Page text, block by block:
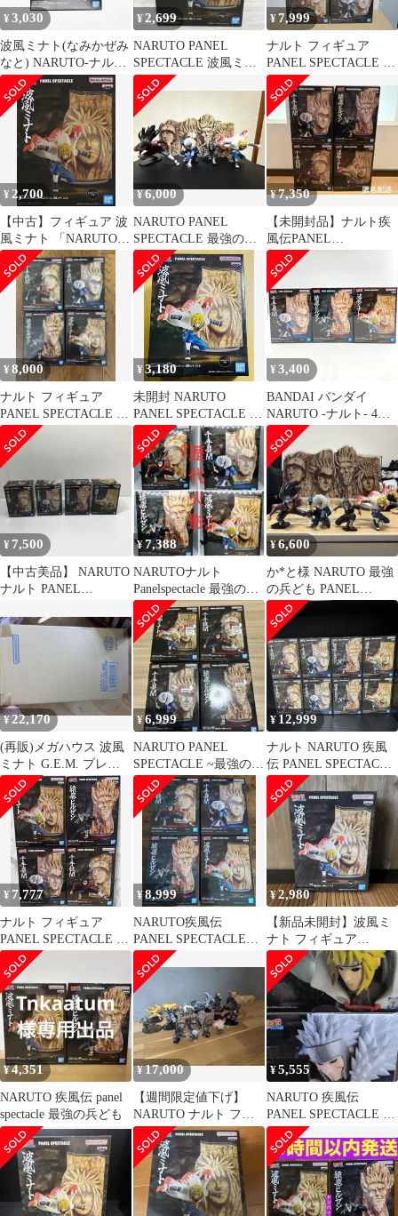
¥3,030
波風ミナト(なみかぜみ
なと) NARUTO-ナルト-
疾風伝 PANEL
SPECTACLE 〜最強の
兵ども〜 波風ミナト フ
ィギュア プライズ
(2715042) バンプレスト
¥2,699
NARUTO PANEL
SPECTACLE 波風ミナ
ト 最強の兵ども
¥7,999
ナルト フィギュア
PANEL SPECTACLE 最
強の兵ども 4種セット
¥ 2,700
【中古】フィギュア 波
風ミナト 「NARUTO-
ナルト- 疾風伝」
PANEL SPECTACLE ～
最強の兵ども～ 波風ミ
ナト
¥6,000
NARUTO PANEL
SPECTACLE 最強の兵
ども4種セット箱有り
¥7,350
【未開封品】ナルト疾
風伝PANEL
SPECTACLE 火影フィ
ギュア4体セット
¥8,000
ナルト フィギュア
PANEL SPECTACLE 最
強の兵ども 4種セット
¥3,180
未開封 NARUTO
PANEL SPECTACLE 最
強の兵ども 波風ミナト
¥3,400
BANDAI バンダイ
NARUTO -ナルト- 4点
（3種）セット
PANEL SPECTACLE～
最強の兵ども～千手扉
間 猿飛ヒルゼン 波風ミ
ナト
¥ 7,500
【中古美品】 NARUTO
ナルト PANEL
ども 千手柱間 千手扉間
猿飛ヒルゼン 波風ミナ
ト 4体セット 火影岩パ
ネル プライズ品 未開封
【051-260621-ti-01-
tag】
¥7,388
NARUTOナルト
Panelspectacle 最強の兵
ども4種セット開封済
¥6,600
か*と様 NARUTO 最強
の兵ども PANEL
SPECTACLE 4体セット
¥22,170
(再販)メガハウス 波風
ミナト G.E.M. プレバ
ン限定 NARUTO-ナル
ト- 疾風伝
¥6,999
NARUTO PANEL
SPECTACLE ~最強の兵
ども~ 4種フルセット
¥12,999
ナルト NARUTO 疾風
伝 PANEL SPECTACLE
フィギュア 4種
¥ 7,777
ナルト フィギュア
PANEL SPECTACLE 最
強の兵ども 4種セット
¥8,999
NARUTO疾風伝
PANEL SPECTACLE
フィギュア 4点セット
¥2,980
【新品未開封】波風ミ
ナト フィギュア
NARUTO -ナルト-
PANEL SP
¥4,351
NARUTO 疾風伝 panel
spectacle 最強の兵ども
¥17,000
【週間限定値下げ】
NARUTO ナルト フィ
ギュア 19点まとめ売り
¥5,555
NARUTO 疾風伝
PANEL SPECTACLE フ
ィギュア 2種セット